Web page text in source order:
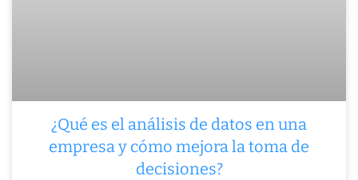
¿Qué es el análisis de datos en una
empresa y cómo mejora la toma de
decisiones?